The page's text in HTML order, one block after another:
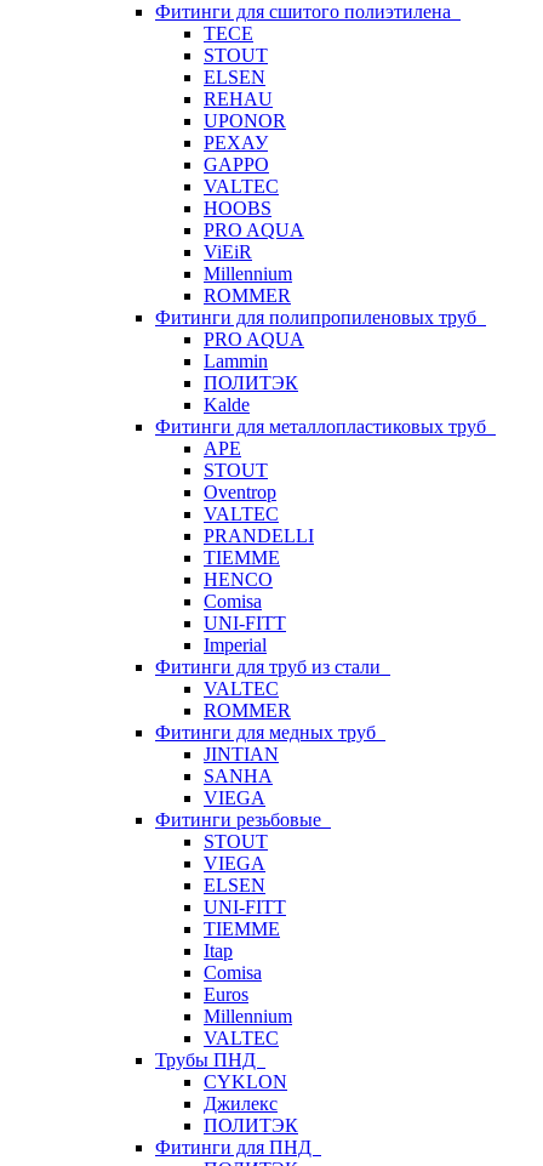
Фитинги для сшитого полиэтилена
TECE
STOUT
ELSEN
REHAU
UPONOR
РЕХАУ
GAPPO
VALTEC
HOOBS
PRO AQUA
ViEiR
Millennium
ROMMER
Фитинги для полипропиленовых труб
PRO AQUA
Lammin
ПОЛИТЭК
Kalde
Фитинги для металлопластиковых труб
APE
STOUT
Oventrop
VALTEC
PRANDELLI
TIEMME
HENCO
Comisa
UNI-FITT
Imperial
Фитинги для труб из стали
VALTEC
ROMMER
Фитинги для медных труб
JINTIAN
SANHA
VIEGA
Фитинги резьбовые
STOUT
VIEGA
ELSEN
UNI-FITT
TIEMME
Itap
Comisa
Euros
Millennium
VALTEC
Трубы ПНД
CYKLON
Джилекс
ПОЛИТЭК
Фитинги для ПНД